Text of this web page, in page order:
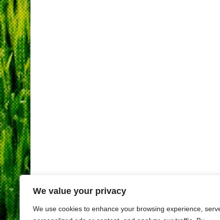
We value your privacy
We use cookies to enhance your browsing experience,